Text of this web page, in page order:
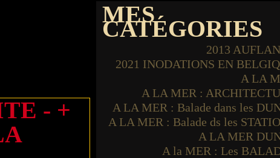
- +
MES
CATÉGORIES
2013
2021 INODATIONS EN
A LA
A LA MER :
A LA MER : Balade dans les
A LA MER : Balade ds les
A LA MER
A la MER : Les